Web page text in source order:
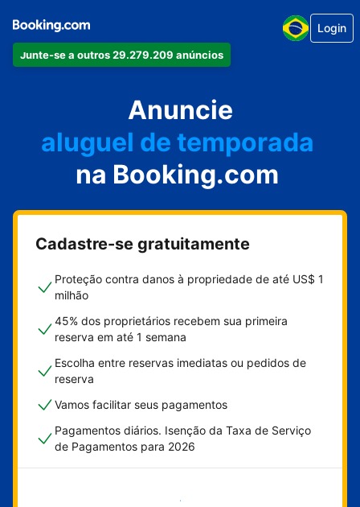
Junte-se a outros 29.279.209 anúncios
Login
Anuncie
seu apartamento
seu hotel
aluguel de temporada
sua pousada
sua casa
na Booking.com
Cadastre-se gratuitamente
Proteção contra danos à propriedade de até US$ 1
milhão
45% dos proprietários recebem sua primeira
reserva em até 1 semana
Escolha entre reservas imediatas ou pedidos de
reserva
Vamos facilitar seus pagamentos
Pagamentos diários. Isenção da Taxa de Serviço
de Pagamentos para 2026
Comece agora